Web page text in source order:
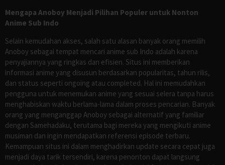
Mengapa Anoboy Menjadi Pilihan Populer untuk Nonton
Anime Sub Indo
Selain kemudahan akses, salah satu alasan banyak orang memilih
Anoboy sebagai tempat mencari anime sub Indo adalah karena
penyajiannya yang ringkas dan efisien. Situs ini memberikan
informasi anime yang disusun berdasarkan popularitas, tahun rilis,
dan status seperti ongoing atau completed. Hal ini memudahkan
pengguna untuk menemukan anime yang sesuai selera tanpa harus
menghabiskan waktu berlama-lama dalam proses pencarian. Banyak
orang yang menganggap Anoboy sebagai alternatif yang familiar
dengan Samehadaku, terutama bagi mereka yang mengikuti anime
musiman dan ingin mendapatkan referensi episode terbaru.
Kemampuan situs ini dalam menghadirkan update secara cepat juga
menjadi daya tarik tersendiri, karena penonton dapat langsung